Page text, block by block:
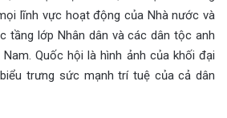
lĩnh vực hoạt động của Nhà nước và
tầng lớp Nhân dân và các dân tộc anh
Quốc hội là hình ảnh của khối đại
trưng sức mạnh trí tuệ của cả dân